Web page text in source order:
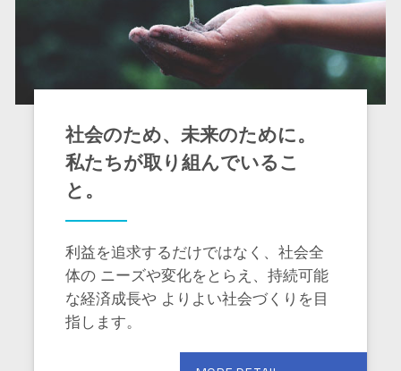
社会のため、未来のために。
私たちが取り組んでいるこ
と。
利益を追求するだけではなく、社会全
体のニーズや変化をとらえ、持続可能
な経済成長や よりよい社会づくりを目
指します。